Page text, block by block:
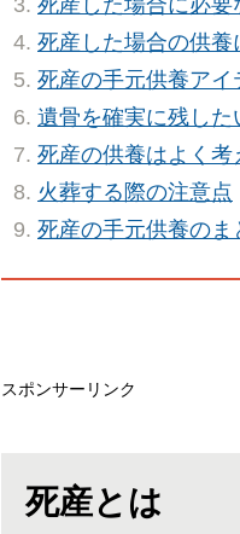
死産した場合に必要
死産した場合の供養
死産の手元供養アイ
遺骨を確実に残した
死産の供養はよく考
火葬する際の注意点
死産の手元供養のま
スポンサーリンク
死産とは